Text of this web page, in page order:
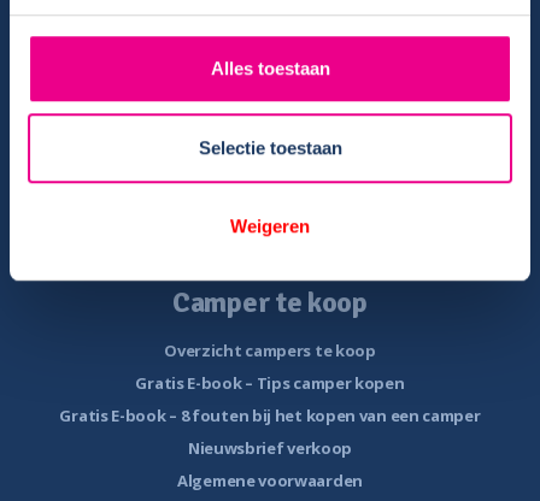
Alles toestaan
Selectie toestaan
Weigeren
Verhuurinformatie
Instructievideo
Reisinformatie
Veelgestelde vragen
Camper te koop
Overzicht campers te koop
Gratis E-book – Tips camper kopen
Gratis E-book – 8 fouten bij het kopen van een camper
Nieuwsbrief verkoop
Algemene voorwaarden